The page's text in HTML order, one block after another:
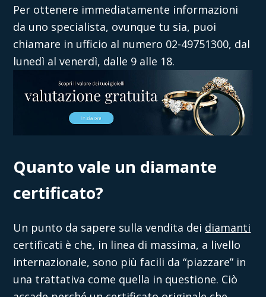
Per ottenere immediatamente informazioni
da uno specialista, ovunque tu sia, puoi
chiamare in ufficio al numero 02-49751300, dal
lunedì al venerdì, dalle 9 alle 18.
Quanto vale un diamante
certificato?
Un punto da sapere sullavendita dei diamanti
certificati è che, in linea di massima, a livello
internazionale, sono più facili da “piazzare” in
una trattativa come quella in questione. Ciò